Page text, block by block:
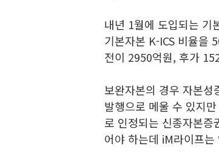
내년 1월에 도입되는 기
기본자본 K-ICS 비율을
전이 2950억원, 후가
보완자본의 경우 자본
발행으로 메울 수 있지
로 인정되는 신종자본증
어야 하는데 iM라이프